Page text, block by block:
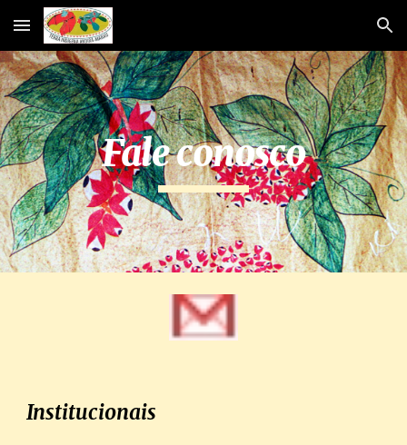
Skip to main content Skip to navigation
Fale conosco
Institucionais